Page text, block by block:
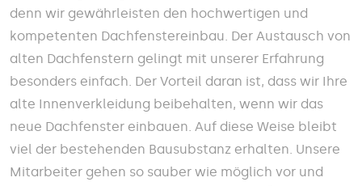
denn wir gewährleisten den hochwertigen und
kompetenten Dachfenstereinbau. Der Austausch von
alten Dachfenstern gelingt mit unserer Erfahrung
besonders einfach. Der Vorteil daran ist, dass wir Ihre
alte Innenverkleidung beibehalten, wenn wir das
neue Dachfenster einbauen. Auf diese Weise bleibt
viel der bestehenden Bausubstanz erhalten. Unsere
Mitarbeiter gehen so sauber wie möglich vor und